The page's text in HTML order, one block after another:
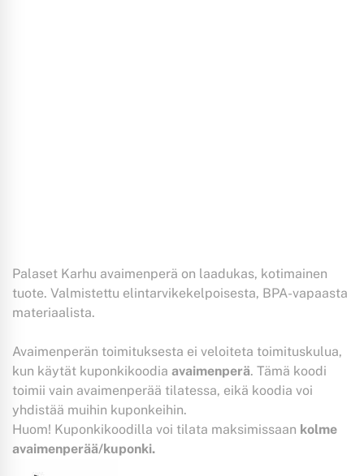
Palaset Karhu avaimenperä on laadukas, kotimainen
tuote. Valmistettu elintarvikekelpoisesta, BPA-vapaasta
materiaalista.
Avaimenperän toimituksesta ei veloiteta toimituskulua,
kun käytät kuponkikoodia avaimenperä. Tämä koodi
toimii vain avaimenperää tilatessa, eikä koodia voi
yhdistää muihin kuponkeihin.
Huom! Kuponkikoodilla voi tilata maksimissaan kolme
avaimenperää/kuponki.